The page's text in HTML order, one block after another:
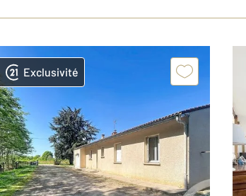
Exclusivité